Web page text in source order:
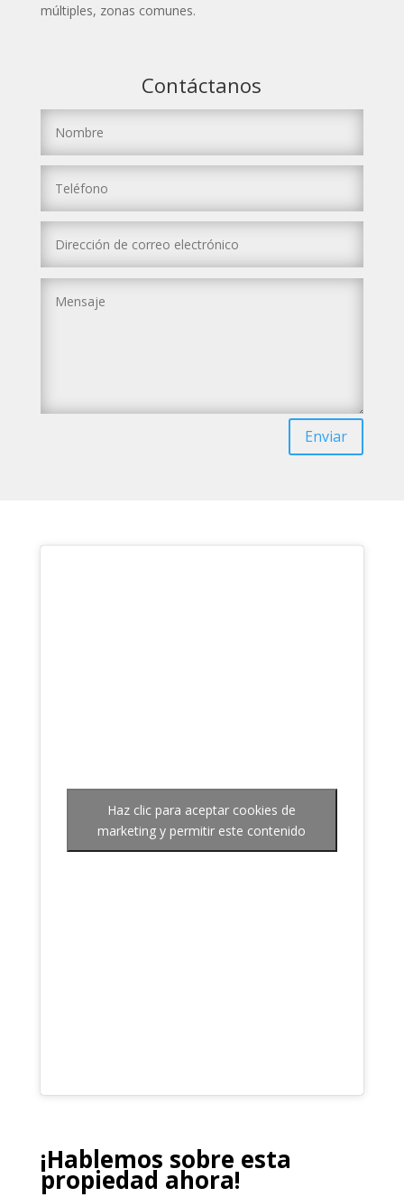
múltiples, zonas comunes.
Contáctanos
Enviar
Haz clic para aceptar cookies de
marketing y permitir este contenido
¡Hablemos sobre esta
propiedad ahora!